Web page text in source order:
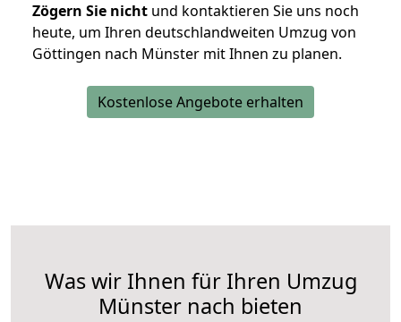
Zögern Sie nicht und kontaktieren Sie uns noch
heute, um Ihren deutschlandweiten Umzug von
Göttingen nach Münster mit Ihnen zu planen.
Kostenlose Angebote erhalten
Was wir Ihnen für Ihren Umzug
Münster nach bieten